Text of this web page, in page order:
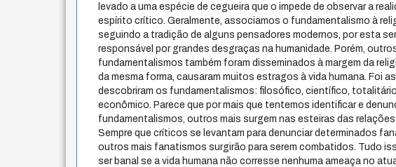
levado a uma espécie de cegueira que o impede de observar a
espírito crítico. Geralmente, associamos o fundamentalismo à
seguindo a tradição de alguns pensadores modernos, por esta
responsável por grandes desgraças na humanidade. Porém,
fundamentalismos também foram disseminados à margem da
da mesma forma, causaram muitos estragos à vida humana. Foi
descobriram os fundamentalismos: filosófico, científico, totalitário,
econômico. Parece que por mais que tentemos identificar e
fundamentalismos, outros mais surgem nas esteiras das relações
Sempre que críticos se levantam para denunciar determinados
outros mais fanatismos surgirão para serem combatidos. Tudo
ser banal se a vida humana não corresse nenhuma ameaça no